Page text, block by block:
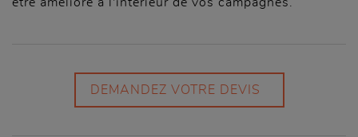
DEMANDEZ VOTRE DEVIS